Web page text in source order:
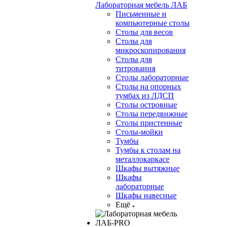
Лабораторная мебель ЛАБ
Письменные и
компьютерные столы
Столы для весов
Столы для
микроскопирования
Столы для
титрования
Столы лабораторные
Столы на опорных
тумбах из ЛДСП
Столы островные
Столы передвижные
Столы пристенные
Столы-мойки
Тумбы
Тумбы к столам на
металлокаркасе
Шкафы вытяжные
Шкафы
лабораторные
Шкафы навесные
Ещё